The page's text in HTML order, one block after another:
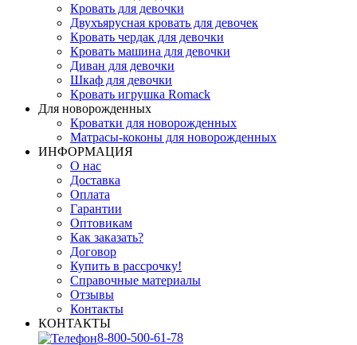
Кровать для девочки
Двухъярусная кровать для девочек
Кровать чердак для девочки
Кровать машина для девочки
Диван для девочки
Шкаф для девочки
Кровать игрушка Romack
Для новорожденных
Кроватки для новорожденных
Матрасы-коконы для новорожденных
ИНФОРМАЦИЯ
О нас
Доставка
Оплата
Гарантии
Оптовикам
Как заказать?
Договор
Купить в рассрочку!
Справочные материалы
Отзывы
Контакты
КОНТАКТЫ
8-800-500-61-78